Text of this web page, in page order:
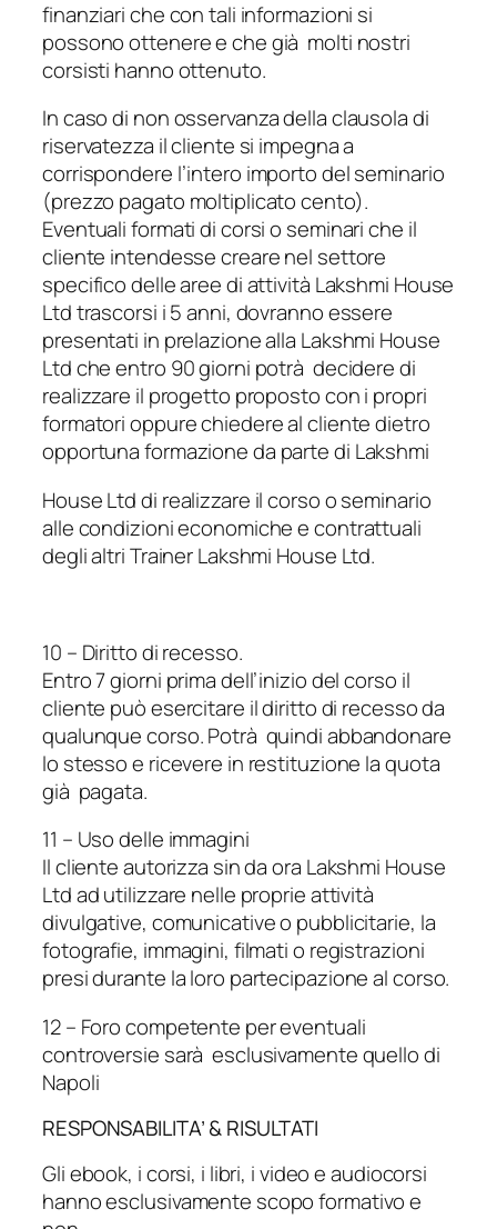
finanziari che con tali informazioni si
possono ottenere e che già molti nostri
corsisti hanno ottenuto.
In caso di non osservanza della clausola di
riservatezza il cliente si impegna a
corrispondere l’intero importo del seminario
(prezzo pagato moltiplicato cento).
Eventuali formati di corsi o seminari che il
cliente intendesse creare nel settore
specifico delle aree di attività Lakshmi House
Ltd trascorsi i 5 anni, dovranno essere
presentati in prelazione alla Lakshmi House
Ltd che entro 90 giorni potrà decidere di
realizzare il progetto proposto con i propri
formatori oppure chiedere al cliente dietro
opportuna formazione da parte di Lakshmi
House Ltd di realizzare il corso o seminario
alle condizioni economiche e contrattuali
degli altri Trainer Lakshmi House Ltd.
10 – Diritto di recesso.
Entro 7 giorni prima dell’inizio del corso il
cliente può esercitare il diritto di recesso da
qualunque corso. Potrà quindi abbandonare
lo stesso e ricevere in restituzione la quota
già pagata.
11 – Uso delle immagini
Il cliente autorizza sin da ora Lakshmi House
Ltd ad utilizzare nelle proprie attività
divulgative, comunicative o pubblicitarie, la
fotografie, immagini, filmati o registrazioni
presi durante la loro partecipazione al corso.
12 – Foro competente per eventuali
controversie sarà esclusivamente quello di
Napoli
RESPONSABILITA’ & RISULTATI
Gli ebook, i corsi, i libri, i video e audiocorsi
hanno esclusivamente scopo formativo e